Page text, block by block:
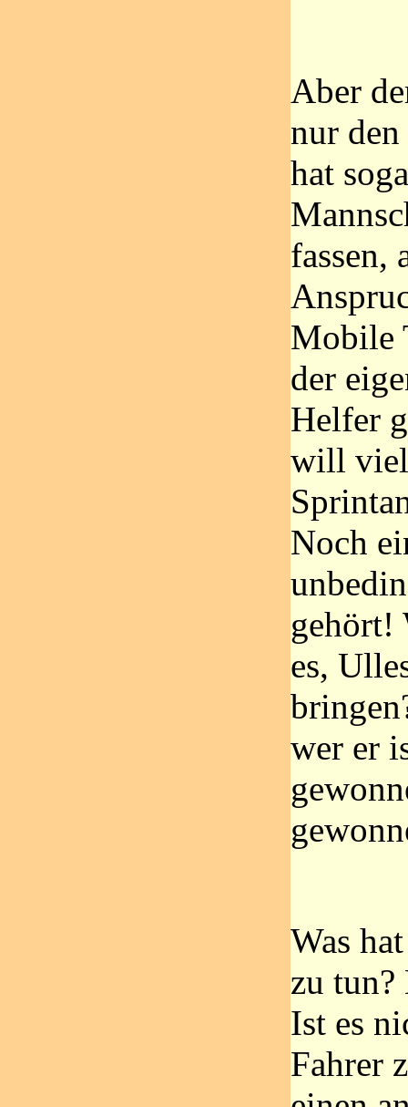
Aber
nur
hat
fassen,
Mobile
der
Helfer
will
Noch
gehört!
es,
wer er
Was
zu
Ist es
Fahrer